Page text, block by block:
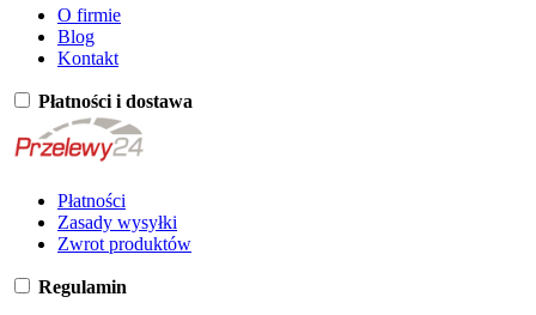
O firmie
Blog
Kontakt
Płatności i dostawa
Płatności
Zasady wysyłki
Zwrot produktów
Regulamin